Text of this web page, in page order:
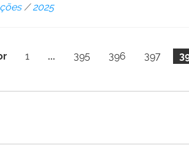
/2025
1 ... 395 396 397